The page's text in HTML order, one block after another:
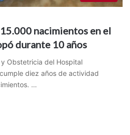
nacimientos en el
durante 10 años
Obstetricia del Hospital
diez años de actividad
…